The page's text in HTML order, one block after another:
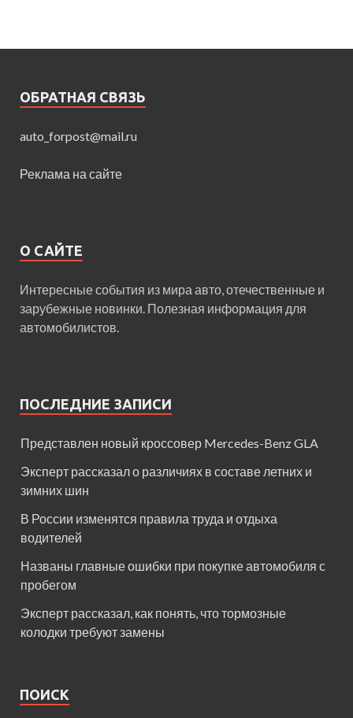
ОБРАТНАЯ СВЯЗЬ
auto_forpost@mail.ru
Реклама на сайте
О САЙТЕ
Интересные события из мира авто, отечественные и
зарубежные новинки. Полезная информация для
автомобилистов.
ПОСЛЕДНИЕ ЗАПИСИ
Представлен новый кроссовер Mercedes-Benz GLA
Эксперт рассказал о различиях в составе летних и
зимних шин
В России изменятся правила труда и отдыха
водителей
Названы главные ошибки при покупке автомобиля с
пробегом
Эксперт рассказал, как понять, что тормозные
колодки требуют замены
ПОИСК